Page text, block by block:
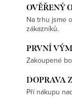
OVĚŘENÝ
Na trhu jsme
zákazníků.
PRVNÍ
Zakoupené
DOPRAVA
Pří nákupu